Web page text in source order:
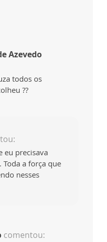
Azevedo
todos os
??
eu precisava
a força que
nesses
comentou: